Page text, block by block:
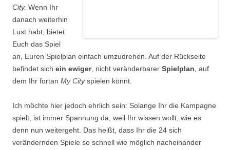
City. Wenn Ihr
danach weiterhin
Lust habt, bietet
Euch das Spiel
an, Euren Spielplan einfach umzudrehen. Auf der Rückseite
befindet sich ein ewiger, nicht veränderbarer Spielplan, auf
dem Ihr fortan My Cityspielen könnt.
Ich möchte hier jedoch ehrlich sein: Solange Ihr die Kampagne
spielt, ist immer Spannung da, weil Ihr wissen wollt, wie es
denn nun weitergeht. Das heißt, dass Ihr die 24 sich
verändernden Spiele so schnell wie möglich nacheinander